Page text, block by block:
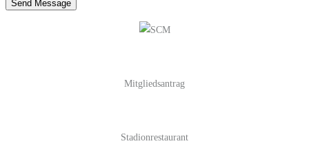
Mitgliedsantrag
Stadionrestaurant